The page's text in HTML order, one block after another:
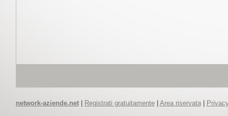
network-aziende.net| Registrati gratuitamente| Area riservata|